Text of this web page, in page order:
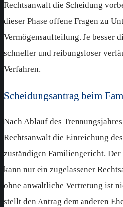
Rechtsanwalt die Scheidung
dieser Phase offene Fragen zu
Vermögensaufteilung. Je besser
schneller und reibungsloser
Verfahren.
Scheidungsantrag beim
Nach Ablauf des
Rechtsanwalt die Einreichung
zuständigen Familiengericht. Der
kann nur ein zugelassener
ohne anwaltliche Vertretung ist
stellt den Antrag dem anderen